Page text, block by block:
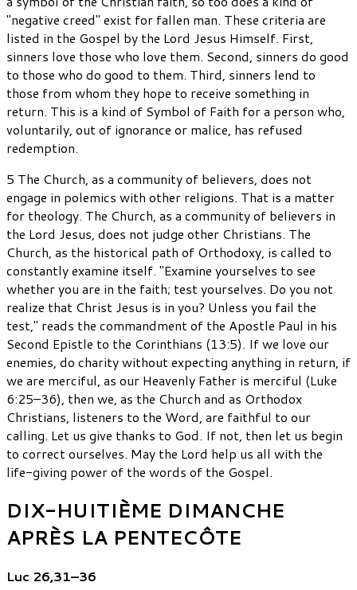
"negative creed" exist for fallen man. These criteria are
listed in the Gospel by the Lord Jesus Himself. First,
sinners love those who love them. Second, sinners do good
to those who do good to them. Third, sinners lend to
those from whom they hope to receive something in
return. This is a kind of Symbol of Faith for a person who,
voluntarily, out of ignorance or malice, has refused
redemption.
5 The Church, as a community of believers, does not
engage in polemics with other religions. That is a matter
for theology. The Church, as a community of believers in
the Lord Jesus, does not judge other Christians. The
Church, as the historical path of Orthodoxy, is called to
constantly examine itself. "Examine yourselves to see
whether you are in the faith; test yourselves. Do you not
realize that Christ Jesus is in you? Unless you fail the
test," reads the commandment of the Apostle Paul in his
Second Epistle to the Corinthians (13:5). If we love our
enemies, do charity without expecting anything in return, if
we are merciful, as our Heavenly Father is merciful (Luke
6:25–36), then we, as the Church and as Orthodox
Christians, listeners to the Word, are faithful to our
calling. Let us give thanks to God. If not, then let us begin
to correct ourselves. May the Lord help us all with the
life-giving power of the words of the Gospel.
DIX-HUITIÈME DIMANCHE
APRÈS LA PENTECÔTE
Luc 26,31–36